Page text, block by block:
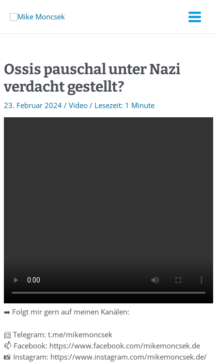
Ossis pauschal unter Nazi
verdacht gestellt?
23. Februar 2024 / Video/ 1 Minute
➡️ Folgt mir gern auf meinen Kanälen:
📨 Telegram: t.me/mikemoncsek
📫 Facebook: https://www.facebook.com/mikemoncsek.de
📸 Instagram: https://www.instagram.com/mikemoncsek.de/